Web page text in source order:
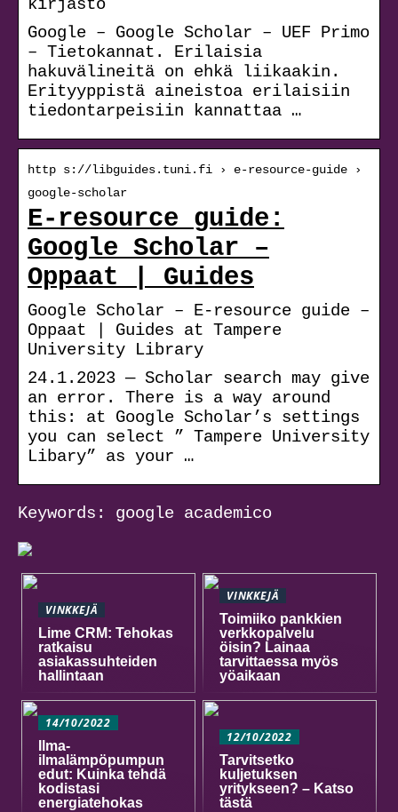
kirjasto
Google – Google Scholar – UEF Primo
– Tietokannat. Erilaisia
hakuvälineitä on ehkä liikaakin.
Erityyppistä aineistoa erilaisiin
tiedontarpeisiin kannattaa …
http s://libguides.tuni.fi › e-resource-guide ›
google-scholar
E-resource guide:
Google Scholar –
Oppaat | Guides
Google Scholar – E-resource guide –
Oppaat | Guides at Tampere
University Library
24.1.2023 — Scholar search may give
an error. There is a way around
this: at Google Scholar’s settings
you can select ” Tampere University
Libary” as your …
Keywords: google academico
VINKKEJÄ
Lime CRM: Tehokas
ratkaisu
asiakassuhteiden
hallintaan
VINKKEJÄ
Toimiiko pankkien
verkkopalvelu
öisin? Lainaa
tarvittaessa myös
yöaikaan
14/10/2022
Ilma-
ilmalämpöpumpun
edut: Kuinka tehdä
kodistasi
energiatehokas
12/10/2022
Tarvitsetko
kuljetuksen
yritykseen? – Katso
tästä